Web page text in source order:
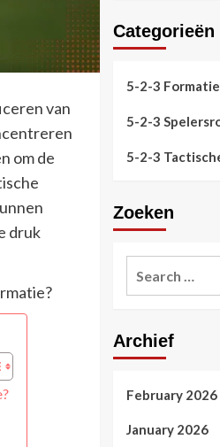
van
om de
druk
Categorieën
5-2-3
5-2-3
5-2-3
Zoeken
Archief
February 2026
January 2026